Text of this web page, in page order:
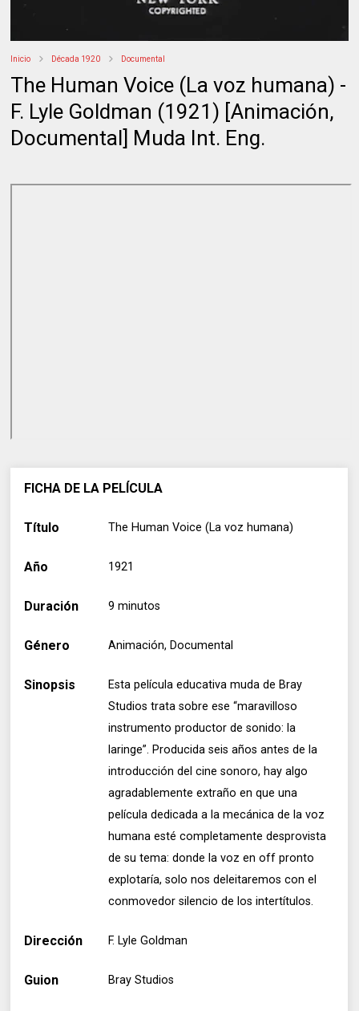
Inicio Década 1920 Documental
The Human Voice (La voz humana) -
F. Lyle Goldman (1921) [Animación,
Documental] Muda Int. Eng.
FICHA DE LA PELÍCULA
Título The Human Voice (La voz humana)
Año 1921
Duración 9 minutos
Género Animación, Documental
Sinopsis
Esta película educativa muda de Bray
Studios trata sobre ese “maravilloso
instrumento productor de sonido: la
laringe”. Producida seis años antes de la
introducción del cine sonoro, hay algo
agradablemente extraño en que una
película dedicada a la mecánica de la voz
humana esté completamente desprovista
de su tema: donde la voz en off pronto
explotaría, solo nos deleitaremos con el
conmovedor silencio de los intertítulos.
Dirección F. Lyle Goldman
Guion Bray Studios